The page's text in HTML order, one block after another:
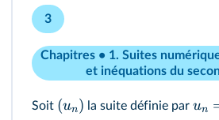
3
Chapitres • 1. Suites
et inéquations du
Soit (un) la suite définie par un